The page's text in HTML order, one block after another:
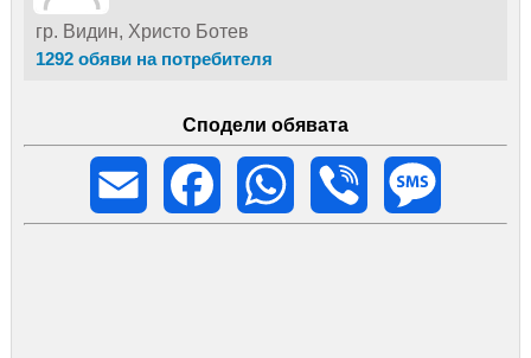
гр. Видин, Христо Ботев
1292 обяви на потребителя
Сподели обявата
Email
Facebook WhatsApp Viber